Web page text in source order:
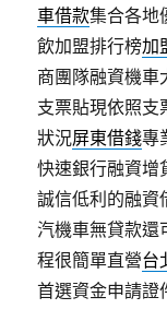
車借款集合各地
飲加盟排行榜加
商團隊融資機車
支票貼現依照支
狀況屏東借錢專
快速銀行融資增
誠信低利的融資
汽機車無貸款還
程很簡單直營台
首選資金申請證